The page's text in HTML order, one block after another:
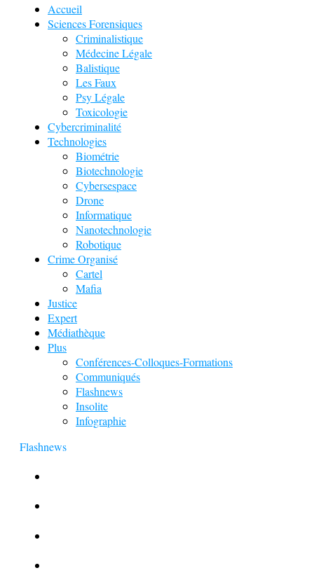
Accueil
Sciences Forensiques
Criminalistique
Médecine Légale
Balistique
Les Faux
Psy Légale
Toxicologie
Cybercriminalité
Technologies
Biométrie
Biotechnologie
Cybersespace
Drone
Informatique
Nanotechnologie
Robotique
Crime Organisé
Cartel
Mafia
Justice
Expert
Médiathèque
Plus
Conférences-Colloques-Formations
Communiqués
Flashnews
Insolite
Infographie
Flashnews